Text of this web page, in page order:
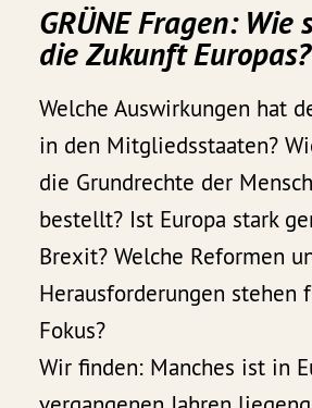
GRÜNE Fragen: Wie
die Zukunft Europas?
Welche Auswirkungen hat
in den Mitgliedsstaaten?
die Grundrechte der
bestellt? Ist Europa stark
Brexit? Welche Reformen
Herausforderungen stehen
Fokus?
Wir finden: Manches ist in